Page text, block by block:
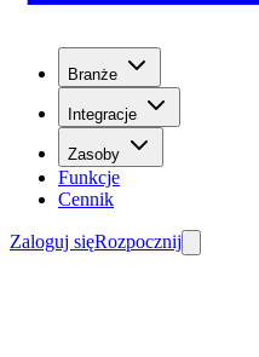
Branże
Integracje
Zasoby
Funkcje
Cennik
Zaloguj sięRozpocznij